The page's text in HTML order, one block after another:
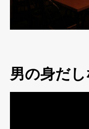
男の身だし